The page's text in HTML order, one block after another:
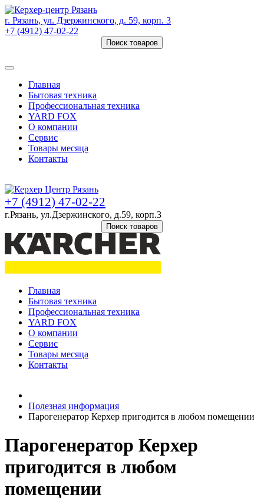
г. Рязань, ул. Дзержинского, д. 59, корп. 3
+7 (4912) 47-02-22
Поиск товаров
Главная
Бытовая техника
Профессиональная техника
YARD FOX
О компании
Сервис
Товары месяца
Контакты
+7 (4912) 47-02-22
г.Рязань, ул.Дзержинского, д.59, корп.3
Поиск товаров
Главная
Бытовая техника
Профессиональная техника
YARD FOX
О компании
Сервис
Товары месяца
Контакты
Полезная информация
Парогенератор Керхер пригодится в любом помещении
Парогенератор Керхер
пригодится в любом
помещении